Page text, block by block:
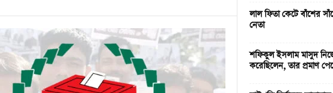
লাল ফিতা কেটে বাঁশের
নেতা
শফিকুল ইসলাম মাসুদ
করেছিলেন, তার প্রমাণ